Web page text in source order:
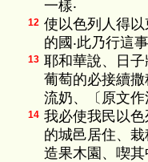
一樣‧
12 使以色列人得
的國‧此乃行這
13 耶和華說、日
葡萄的必接續撒
流奶、〔原文作
14 我必使我民以
的城邑居住、
造果木園、喫其